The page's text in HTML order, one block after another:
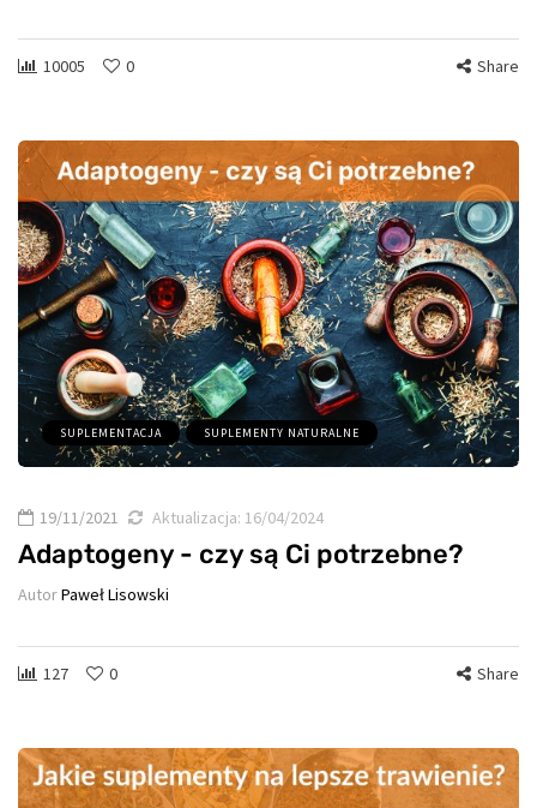
10005 0 Share
SUPLEMENTACJA SUPLEMENTY NATURALNE
19/11/2021 Aktualizacja: 16/04/2024
Adaptogeny - czy są Ci potrzebne?
AutorPaweł Lisowski
127 0 Share